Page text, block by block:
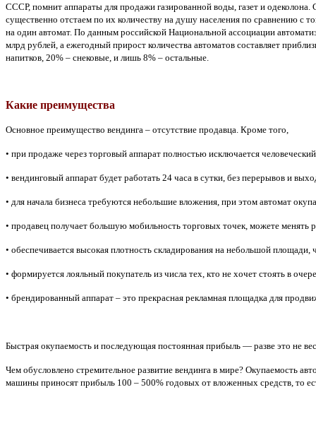
СССР, помнит аппараты для продажи газированной воды, газет и
существенно отстаем по их количеству на душу населения по сравнению с
на один автомат. По данным российской Национальной ассоциации
млрд рублей, а ежегодный прирост количества автоматов составляет
напитков, 20% – снековые, и лишь 8% – остальные.
Какие преимущества
Основное преимущество вендинга – отсутствие продавца. Кроме того,
• при продаже через торговый аппарат полностью исключается
• вендинговый аппарат будет работать 24 часа в сутки, без перерывов и
• для начала бизнеса требуются небольшие вложения, при этом автомат
• продавец получает большую мобильность торговых точек, можете
• обеспечивается высокая плотность складирования на небольшой
• формируется лояльный покупатель из числа тех, кто не хочет стоять в
• брендированный аппарат – это прекрасная рекламная площадка для
Быстрая окупаемость и последующая постоянная прибыль — разве это не
Чем обусловлено стремительное развитие вендинга в мире? Окупаемость
машины приносят прибыль 100 – 500% годовых от вложенных средств, то